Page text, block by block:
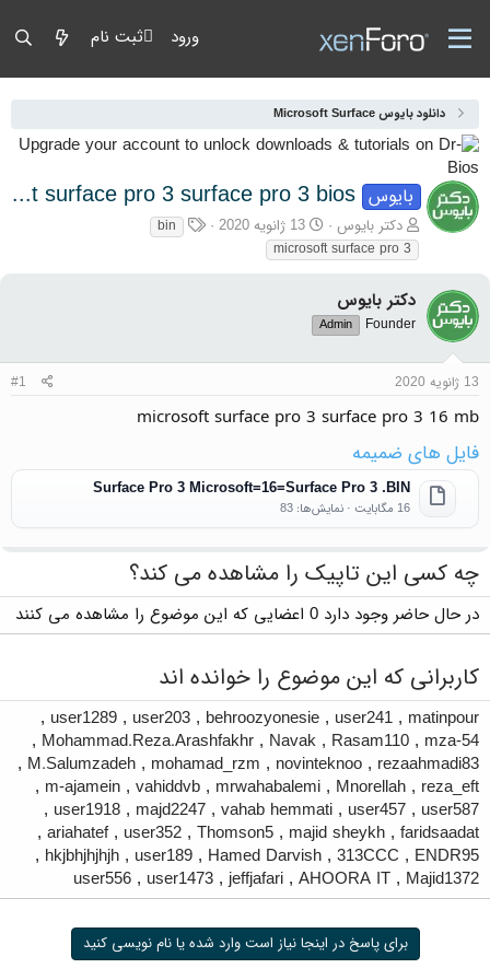
ورود ثبت نام
دانلود بایوس Microsoft Surface
بایوس microsoft surface pro 3 surface pro 3 bios
آغازگر گفتمان
دکتر بایوس تاریخ شروع
13 ژانویه 2020 برچسب‌ها
bin
microsoft surface pro 3
دکتر بایوس
Founder
Admin
13 ژانویه 2020 #1
microsoft surface pro 3 surface pro 3 16 mb
فایل های ضمیمه
Surface Pro 3 Microsoft=16=Surface Pro 3 .BIN
16 مگابایت · نمایش‌ها: 83
چه کسی این تاپیک را مشاهده می کند؟
در حال حاضر وجود دارد 0 اعضایی که این موضوع را مشاهده می کنند
کاربرانی که این موضوع را خوانده اند
matinpour
,
user241
,
behroozyonesie
,
user203
,
user1289
,
mza-54
,
Rasam110
,
Navak
,
Mohammad.Reza.Arashfakhr
,
rezaahmadi83
,
novinteknoo
,
mohamad_rzm
,
M.Salumzadeh
,
reza_eft
,
Mnorellah
,
mrwahabalemi
,
vahiddvb
,
m-ajamein
,
user587
,
user457
,
vahab hemmati
,
majd2247
,
user1918
,
faridsaadat
,
majid sheykh
,
Thomson5
,
user352
,
ariahatef
,
ENDR95
,
313CCC
,
Hamed Darvish
,
user189
,
hkjbhjhjhjh
,
Majid1372
,
AHOORA IT
,
jeffjafari
,
user1473
,
user556
برای پاسخ در اینجا نیاز است وارد شده یا نام نویسی کنید